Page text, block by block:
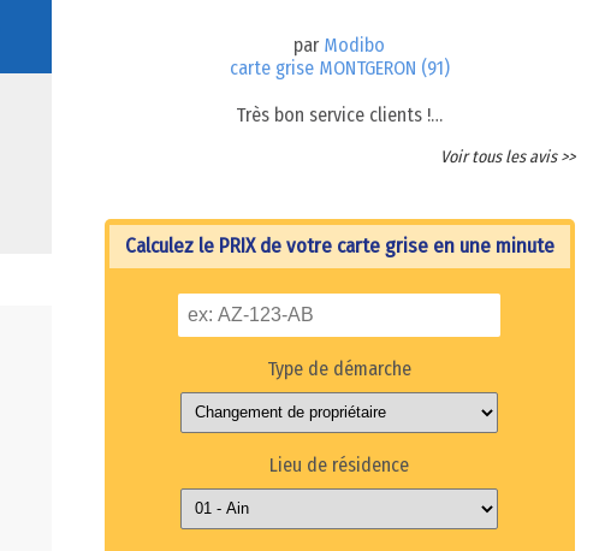
par Modibo
carte grise MONTGERON (91)
Très bon service clients !…
Voir tous les avis >>
Calculez le PRIX de votre carte grise en une minute
Type de démarche
Lieu de résidence